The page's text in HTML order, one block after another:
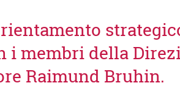
membri della
Raimund Bruhin.